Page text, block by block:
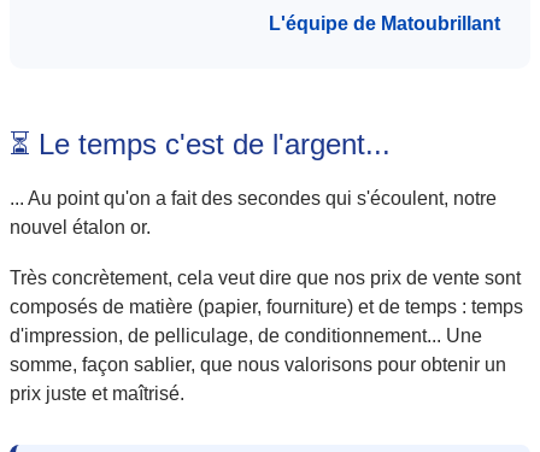
L'équipe de Matoubrillant
⏳ Le temps c'est de l'argent...
... Au point qu'on a fait des secondes qui s'écoulent, notre
nouvel étalon or.
Très concrètement, cela veut dire que nos prix de vente sont
composés de matière (papier, fourniture) et de temps : temps
d'impression, de pelliculage, de conditionnement... Une
somme, façon sablier, que nous valorisons pour obtenir un
prix juste et maîtrisé.